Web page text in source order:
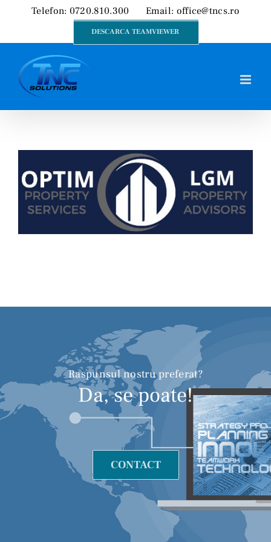
content
Telefon: 0720.810.300 Email: office@tncs.ro
DESCARCA TEAMVIEWER
Raspunsul nostru preferat?
Da, se poate!
CONTACT